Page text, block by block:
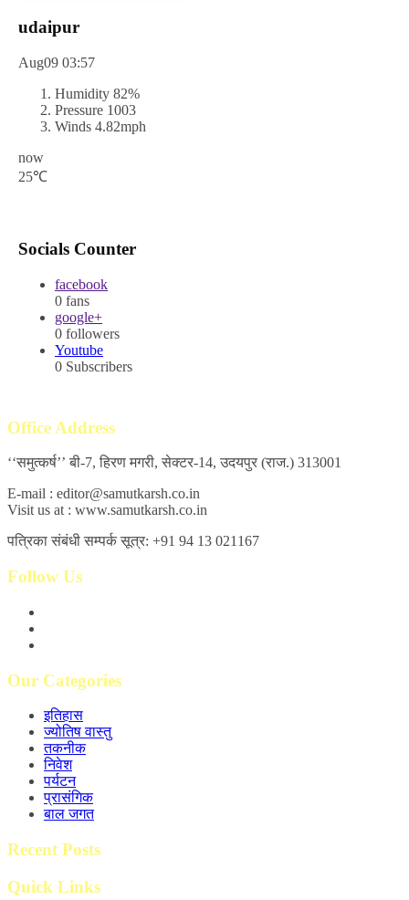
udaipur
Aug09 03:57
Humidity 82%
Pressure 1003
Winds 4.82mph
now
25℃
Socials Counter
facebook
0 fans
google+
0 followers
Youtube
0 Subscribers
Office Address
‘‘समुत्कर्ष’’ बी-7, हिरण मगरी, सेक्टर-14, उदयपुर (राज.) 313001
E-mail : editor@samutkarsh.co.in
Visit us at : www.samutkarsh.co.in
पत्रिका संबंधी सम्पर्क सूत्र: +91 94 13 021167
Follow Us
Our Categories
इतिहास
ज्योतिष वास्तु
तकनीक
निवेश
पर्यटन
प्रासंगिक
बाल जगत
Recent Posts
Quick Links